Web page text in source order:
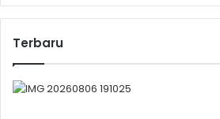
Terbaru